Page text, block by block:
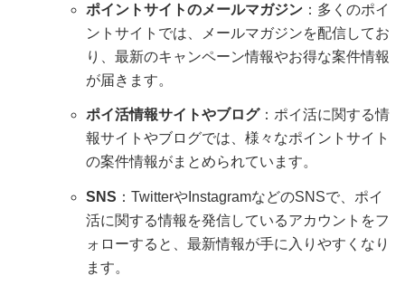
ポイントサイトのメールマガジン ：多くのポイ
ントサイトでは、メールマガジンを配信してお
り、最新のキャンペーン情報やお得な案件情報
が届きます。
ポイ活情報サイトやブログ：ポイ活に関する情
報サイトやブログでは、様々なポイントサイト
の案件情報がまとめられています。
SNS ：TwitterやInstagramなどのSNSで、ポイ
活に関する情報を発信しているアカウントをフ
ォローすると、最新情報が手に入りやすくなり
ます。